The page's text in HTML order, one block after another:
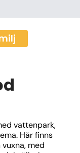
vattenpark,
Här finns
med